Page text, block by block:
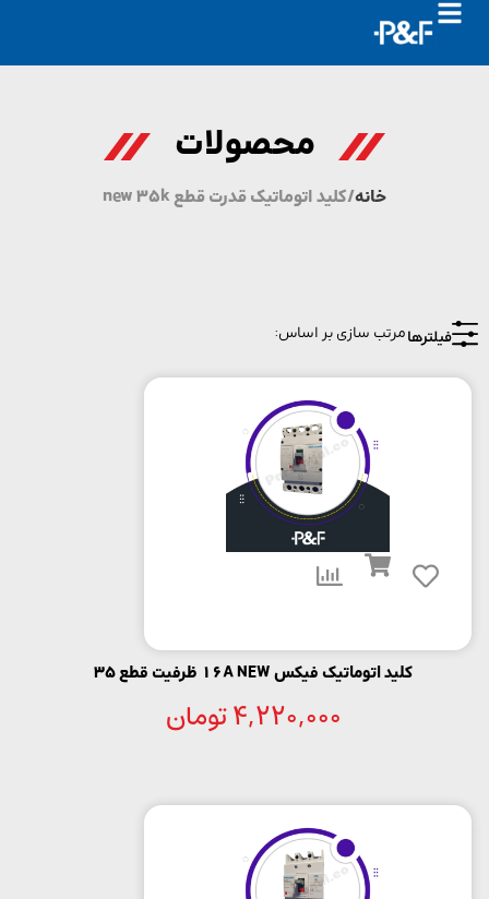
محصولات
/ کلید اتوماتیک قدرت قطع new 35k
کلید اتوماتیک فیکس 16A NEW ظرفیت قطع 35
4,220,000تومان